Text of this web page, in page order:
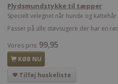
Plydsmundstykke til tæpper
Specielt velegnet når hunde og
Passer på alle støvsugere der har en
Vores pris: 99,95
KØB NU
Tilføj huskeliste